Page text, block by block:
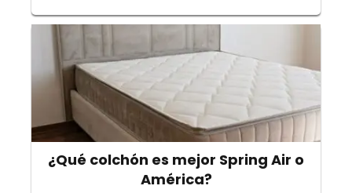
¿Qué colchón es mejor Spring Air o
América?